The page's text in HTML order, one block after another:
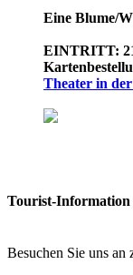
Eine Blume/­
EINTRITT:
Theater in der
Tourist-Information
Besuchen Sie uns an